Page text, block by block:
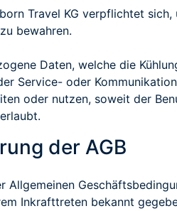
Travel KG verpflichtet
bewahren.
Daten, welche die
Service- oder
oder nutzen, soweit der
der AGB
Allgemeinen
Inkrafttreten bekannt